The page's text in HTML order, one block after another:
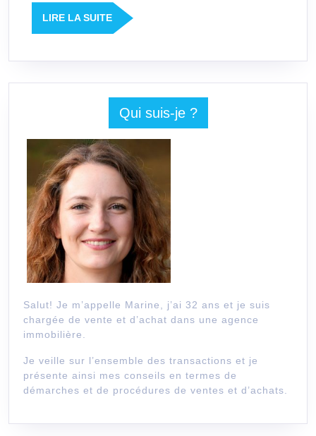
LIRE LA SUITELIRE
LA
Qui suis-je ?
Salut! Je m’appelle Marine, j’ai 32 ans et je suis
chargée de vente et d’achat dans une agence
immobilière.
Je veille sur l’ensemble des transactions et je
présente ainsi mes conseils en termes de
démarches et de procédures de ventes et d’achats.